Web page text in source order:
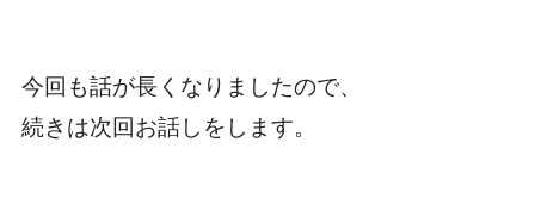
今回も話が長くなりましたので、
続きは次回お話しをします。